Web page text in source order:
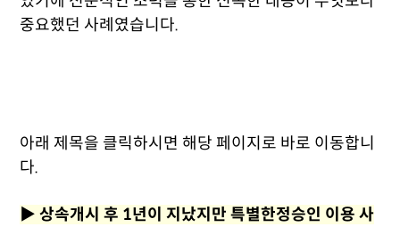
중요했던 사례였습니다.
아래 제목을 클릭하시면 해당 페이지로 바로 이동합니
다.
▶상속개시 후 1년이 지났지만 특별한정승인 이용 사